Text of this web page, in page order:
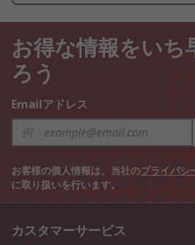
お得な情報をいち
ろう
Emailアドレス
お客様の個人情報は、当社のプライバシ
に取り扱いを行います。
カスタマーサービス